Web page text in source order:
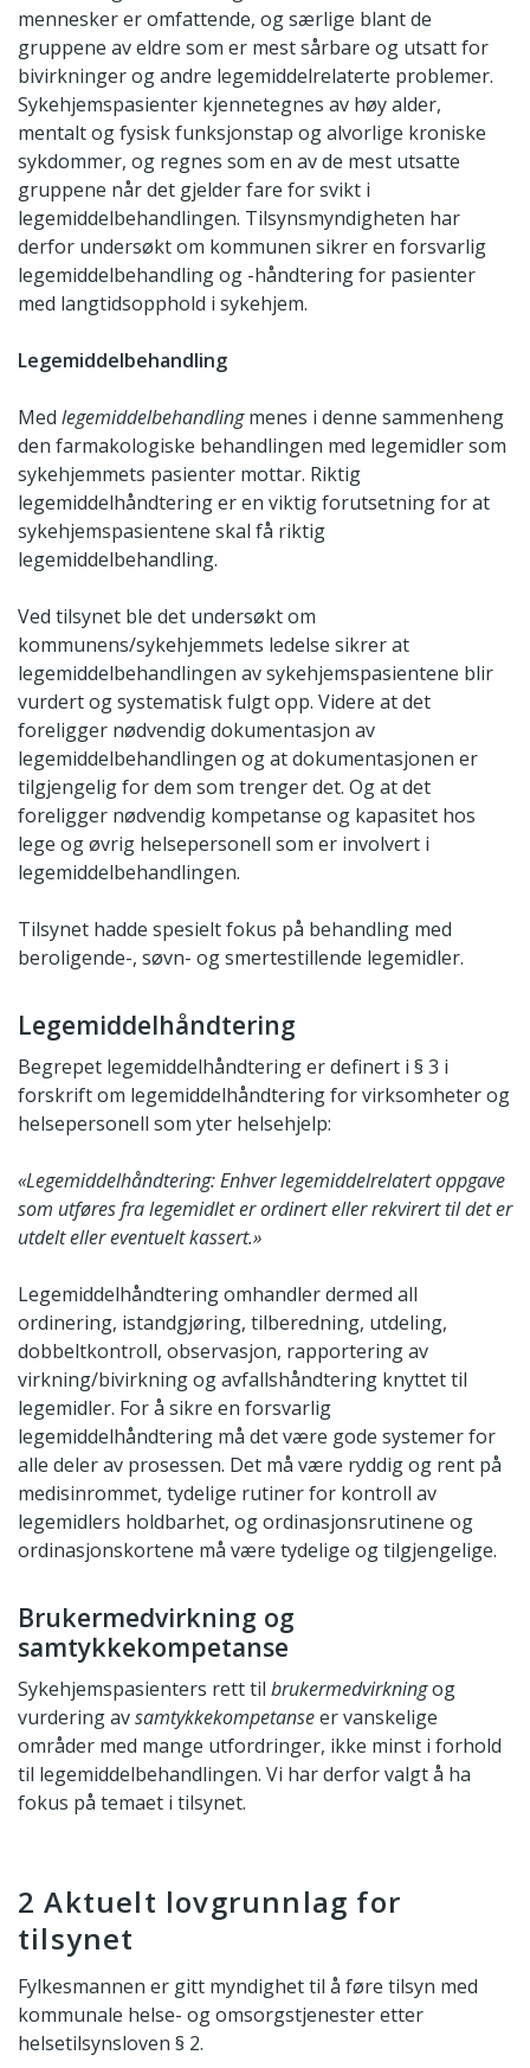
mennesker er omfattende, og særlige blant de
gruppene av eldre som er mest sårbare og utsatt for
bivirkninger og andre legemiddelrelaterte problemer.
Sykehjemspasienter kjennetegnes av høy alder,
mentalt og fysisk funksjonstap og alvorlige kroniske
sykdommer, og regnes som en av de mest utsatte
gruppene når det gjelder fare for svikt i
legemiddelbehandlingen. Tilsynsmyndigheten har
derfor undersøkt om kommunen sikrer en forsvarlig
legemiddelbehandling og -håndtering for pasienter
med langtidsopphold i sykehjem.
Legemiddelbehandling
Med legemiddelbehandlingmenes i denne sammenheng
den farmakologiske behandlingen med legemidler som
sykehjemmets pasienter mottar. Riktig
legemiddelhåndtering er en viktig forutsetning for at
sykehjemspasientene skal få riktig
legemiddelbehandling.
Ved tilsynet ble det undersøkt om
kommunens/sykehjemmets ledelse sikrer at
legemiddelbehandlingen av sykehjemspasientene blir
vurdert og systematisk fulgt opp. Videre at det
foreligger nødvendig dokumentasjon av
legemiddelbehandlingen og at dokumentasjonen er
tilgjengelig for dem som trenger det. Og at det
foreligger nødvendig kompetanse og kapasitet hos
lege og øvrig helsepersonell som er involvert i
legemiddelbehandlingen.
Tilsynet hadde spesielt fokus på behandling med
beroligende-, søvn- og smertestillende legemidler.
Legemiddelhåndtering
Begrepet legemiddelhåndtering er definert i § 3 i
forskrift om legemiddelhåndtering for virksomheter og
helsepersonell som yter helsehjelp:
«Legemiddelhåndtering: Enhver legemiddelrelatert oppgave
som utføres fra legemidlet er ordinert eller rekvirert til det er
utdelt eller eventuelt kassert.»
Legemiddelhåndtering omhandler dermed all
ordinering, istandgjøring, tilberedning, utdeling,
dobbeltkontroll, observasjon, rapportering av
virkning/bivirkning og avfallshåndtering knyttet til
legemidler. For å sikre en forsvarlig
legemiddelhåndtering må det være gode systemer for
alle deler av prosessen. Det må være ryddig og rent på
medisinrommet, tydelige rutiner for kontroll av
legemidlers holdbarhet, og ordinasjonsrutinene og
ordinasjonskortene må være tydelige og tilgjengelige.
Brukermedvirkning og
samtykkekompetanse
Sykehjemspasienters rett til brukermedvirkningog
vurdering avsamtykkekompetanseer vanskelige
områder med mange utfordringer, ikke minst i forhold
til legemiddelbehandlingen. Vi har derfor valgt å ha
fokus på temaet i tilsynet.
2 Aktuelt lovgrunnlag for
tilsynet
Fylkesmannen er gitt myndighet til å føre tilsyn med
kommunale helse- og omsorgstjenester etter
helsetilsynsloven § 2.